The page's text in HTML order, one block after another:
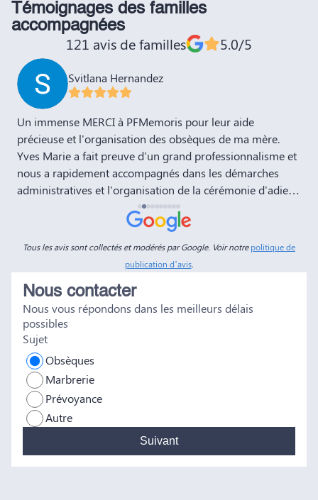
Témoignages des familles
accompagnées
121 avis de familles 5.0/5
Svitlana Hernandez
Un immense MERCI à PFMemoris pour leur aide
précieuse et l'organisation des obsèques de ma mère.
Yves Marie a fait preuve d'un grand professionnalisme et
nous a rapidement accompagnés dans les démarches
administratives et l'organisation de la cérémonie d'adieu.
Nous souhaitons à votre entreprise prospérité et succès
et la recommandons vivement à tous nos amis et
connaissances. Dans ces moments de deuil, des
personnes comme Yves Marie et Dimitry sont d'un grand
réconfort, et c'est un véritable soulagement de savoir que
tout a été fait dans les règles. Tous nos vœux de réussite à
vous et à vos futurs clients. Cordialement famille
HERNANDEZ
Tous les avis sont collectés et modérés par Google. Voir notrepolitique de
publication d’avis.
Nous contacter
Nous vous répondons dans les meilleurs délais
possibles
Sujet
Obsèques
Marbrerie
Prévoyance
Autre
Suivant